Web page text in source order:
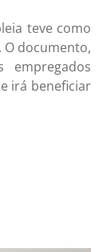
teve como
documento,
irá beneficiar